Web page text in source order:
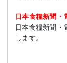
日本食糧新聞・
日本食糧新聞・
します。